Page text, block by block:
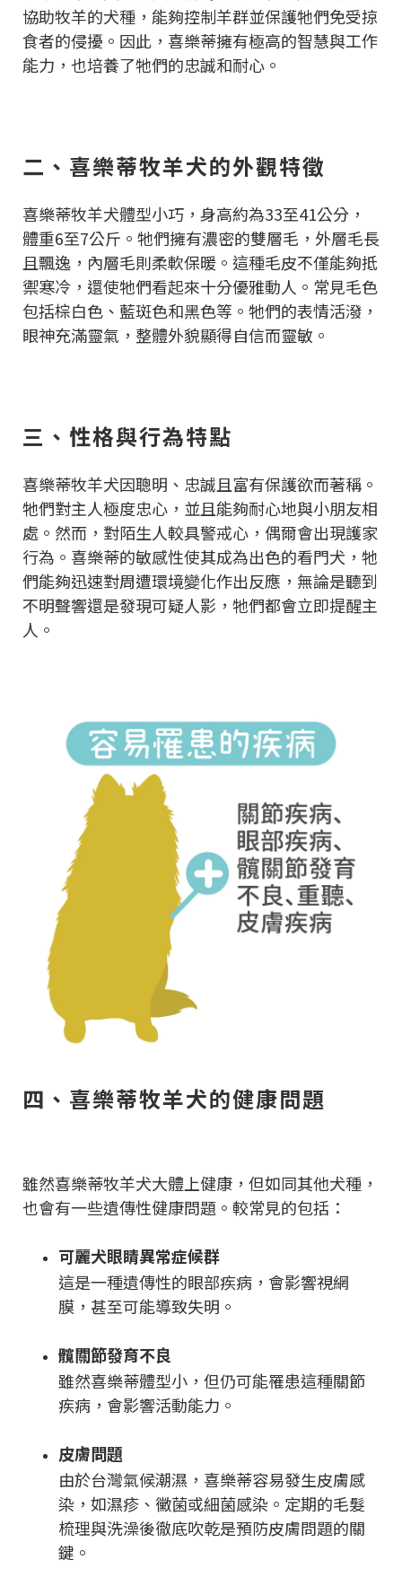
協助牧羊的犬種，能夠控制羊群並保護牠們免受掠
食者的侵擾。因此，喜樂蒂擁有極高的智慧與工作
能力，也培養了牠們的忠誠和耐心。
二、喜樂蒂牧羊犬的外觀特徵
喜樂蒂牧羊犬體型小巧，身高約為33至41公分，
體重6至7公斤。牠們擁有濃密的雙層毛，外層毛長
且飄逸，內層毛則柔軟保暖。這種毛皮不僅能夠抵
禦寒冷，還使牠們看起來十分優雅動人。常見毛色
包括棕白色、藍斑色和黑色等。牠們的表情活潑，
眼神充滿靈氣，整體外貌顯得自信而靈敏。
三、性格與行為特點
喜樂蒂牧羊犬因聰明、忠誠且富有保護欲而著稱。
牠們對主人極度忠心，並且能夠耐心地與小朋友相
處。然而，對陌生人較具警戒心，偶爾會出現護家
行為。喜樂蒂的敏感性使其成為出色的看門犬，牠
們能夠迅速對周遭環境變化作出反應，無論是聽到
不明聲響還是發現可疑人影，牠們都會立即提醒主
人。
四、喜樂蒂牧羊犬的健康問題
雖然喜樂蒂牧羊犬大體上健康，但如同其他犬種，
也會有一些遺傳性健康問題。較常見的包括：
可麗犬眼睛異常症候群
這是一種遺傳性的眼部疾病，會影響視網
膜，甚至可能導致失明。
髖關節發育不良
雖然喜樂蒂體型小，但仍可能罹患這種關節
疾病，會影響活動能力。
皮膚問題
由於台灣氣候潮濕，喜樂蒂容易發生皮膚感
染，如濕疹、黴菌或細菌感染。定期的毛髮
梳理與洗澡後徹底吹乾是預防皮膚問題的關
鍵。